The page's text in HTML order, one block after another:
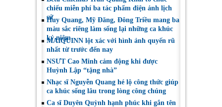
chiếu miễn phí ba tác phẩm điện ảnh lịch
sử
Huy Quang, Mỹ Đăng, Đông Triều mang ba
màu sắc riêng làm sống lại những ca khúc
kỷ niệm
MAIQUINN lột xác với hình ảnh quyến rũ
nhất từ trước đến nay
NSƯT Cao Minh cảm động khi được
Huỳnh Lập “tặng nhà”
Nhạc sĩ Nguyễn Quang hé lộ công thức giúp
ca khúc sống lâu trong lòng công chúng
Ca sĩ Duyên Quỳnh hạnh phúc khi gắn tên